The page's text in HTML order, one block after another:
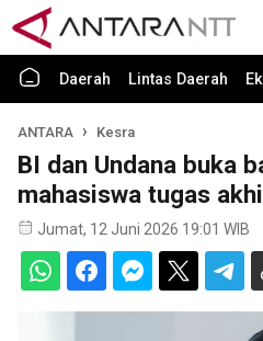
Daerah Lintas Daerah
ANTARA Kesra
BI dan Undana buka
mahasiswa tugas
Jumat, 12 Juni 2026 19:01 WIB